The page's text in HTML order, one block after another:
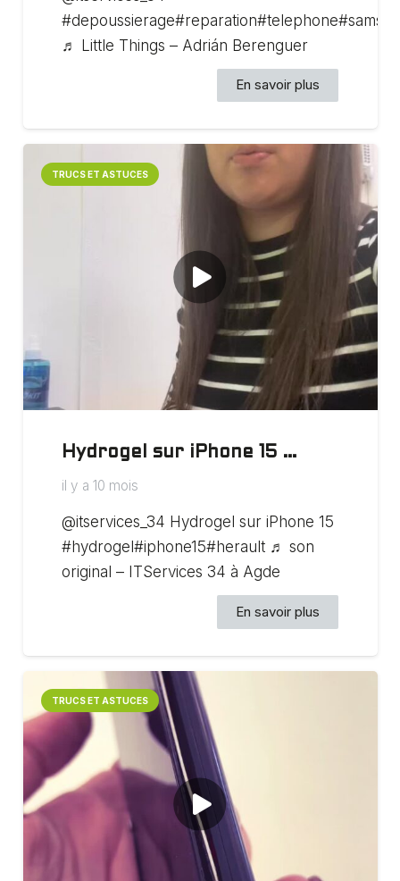
♬ Little Things – Adrián Berenguer
En savoir plus
TRUCS ET ASTUCES
Hydrogel sur iPhone 15 …
il y a 10 mois
@itservices_34 Hydrogel sur iPhone 15
#hydrogel#iphone15#herault ♬ son
original – ITServices 34 à Agde
En savoir plus
TRUCS ET ASTUCES